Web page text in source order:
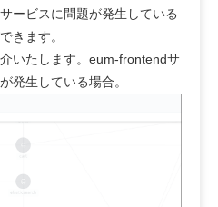
ービスに問題が発生している
きます。
いたします。eum-frontendサ
発生している場合。